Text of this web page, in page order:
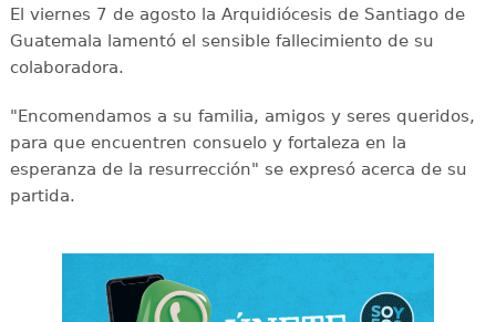
El viernes 7 de agosto la Arquidiócesis de Santiago de
Guatemala lamentó el sensible fallecimiento de su
colaboradora.
"Encomendamos a su familia, amigos y seres queridos,
para que encuentren consuelo y fortaleza en la
esperanza de la resurrección" se expresó acerca de su
partida.